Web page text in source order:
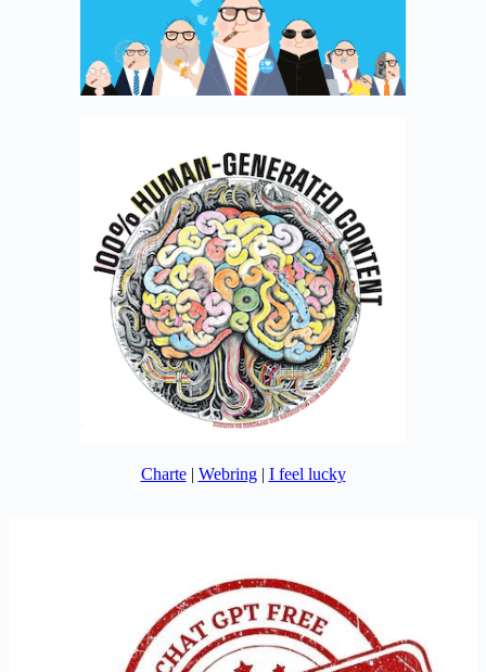
Charte| Webring| I feel lucky